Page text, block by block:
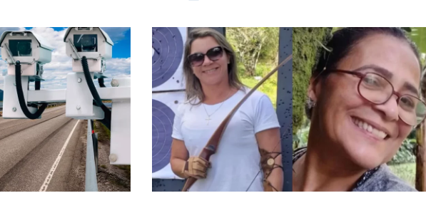
corpo
que
pode
ser
de
Berenice
em
mata
na
divisa
de